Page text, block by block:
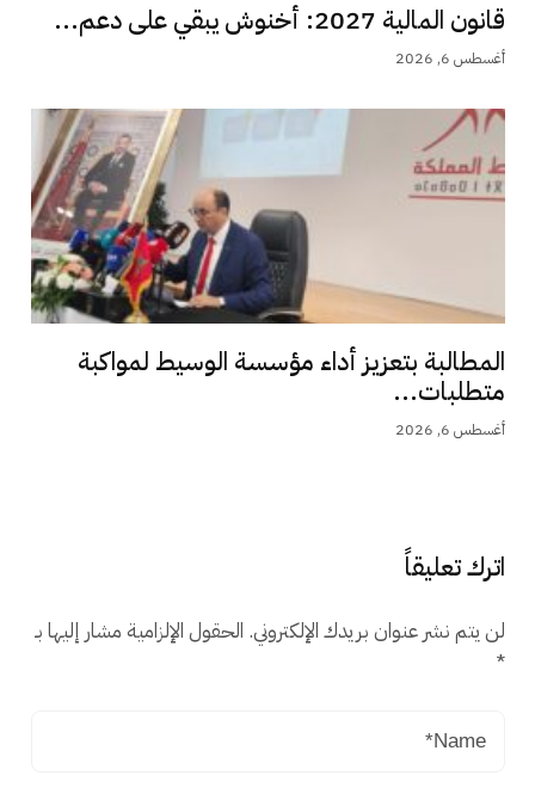
قانون المالية 2027: أخنوش يبقي على دعم...
أغسطس 6, 2026
المطالبة بتعزيز أداء مؤسسة الوسيط لمواكبة
متطلبات...
أغسطس 6, 2026
اترك تعليقاً
لن يتم نشر عنوان بريدك الإلكتروني. الحقول الإلزامية مشار إليها بـ
*